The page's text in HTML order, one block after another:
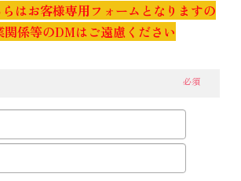
らはお客様専用フォームとなりますの
関係等のDMはご遠慮ください
必須